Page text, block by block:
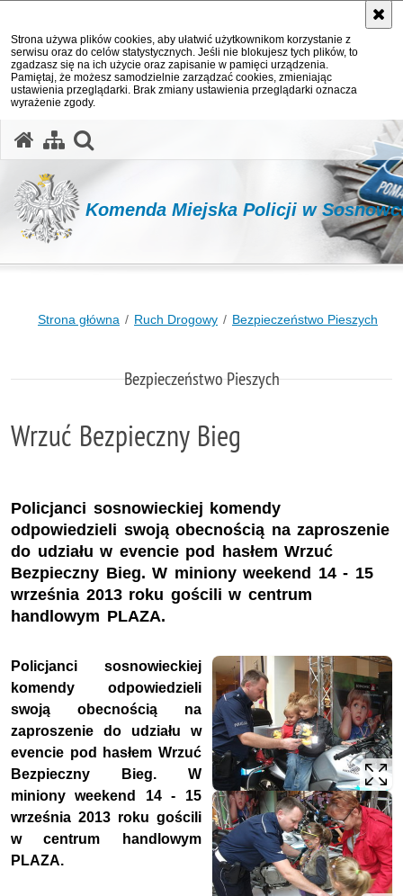
Strona używa plików cookies, aby ułatwić użytkownikom korzystanie z
serwisu oraz do celów statystycznych. Jeśli nie blokujesz tych plików, to
zgadzasz się na ich użycie oraz zapisanie w pamięci urządzenia.
Pamiętaj, że możesz samodzielnie zarządzać cookies, zmieniając
ustawienia przeglądarki. Brak zmiany ustawienia przeglądarki oznacza
wyrażenie zgody.
Komenda Miejska Policji w
Strona główna Ruch Drogowy Bezpieczeństwo Pieszych
Bezpieczeństwo Pieszych
Wrzuć Bezpieczny Bieg
Policjanci sosnowieckiej komendy
odpowiedzieli swoją obecnością na zaproszenie
do udziału w evencie pod hasłem Wrzuć
Bezpieczny Bieg. W miniony weekend 14 - 15
września 2013 roku gościli w centrum
handlowym PLAZA.
Policjanci sosnowieckiej
komendy odpowiedzieli
swoją obecnością na
zaproszenie do udziału w
evencie pod hasłem Wrzuć
Bezpieczny Bieg. W
miniony weekend 14 - 15
września 2013 roku gościli
w centrum handlowym
PLAZA.